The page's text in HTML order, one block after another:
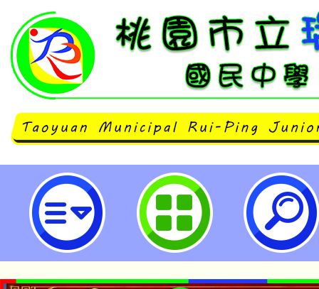
主旨：檢送114學年度暑假（114
日）本府所屬各單位暨各級學校志
彙整表1份，詳如說明，請查照。-
民中學